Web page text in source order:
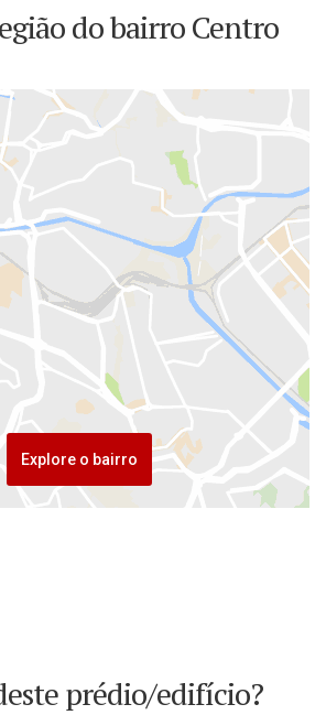
do bairro Centro
Explore o bairro
prédio/edifício?